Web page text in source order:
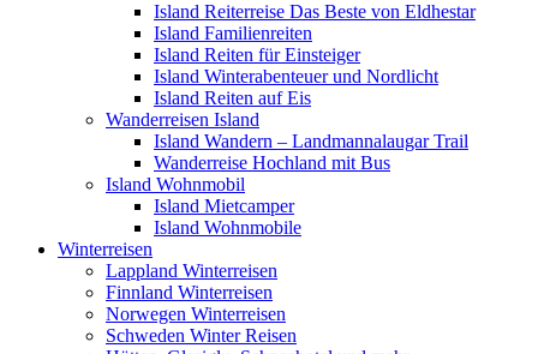
Island Reiterreise Das Beste von Eldhestar
Island Familienreiten
Island Reiten für Einsteiger
Island Winterabenteuer und Nordlicht
Island Reiten auf Eis
Wanderreisen Island
Island Wandern – Landmannalaugar Trail
Wanderreise Hochland mit Bus
Island Wohnmobil
Island Mietcamper
Island Wohnmobile
Winterreisen
Lappland Winterreisen
Finnland Winterreisen
Norwegen Winterreisen
Schweden Winter Reisen